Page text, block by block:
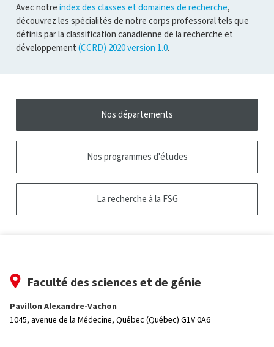
Avec notre index des classes et domaines de recherche,
découvrez les spécialités de notre corps professoral tels que
définis par la classification canadienne de la recherche et
développement (CCRD) 2020 version 1.0.
Nos départements
Nos programmes d'études
La recherche à la FSG
Faculté des sciences et de génie
Pavillon Alexandre-Vachon
1045, avenue de la Médecine, Québec (Québec) G1V 0A6